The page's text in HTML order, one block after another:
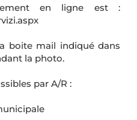
en ligne est :
boite mail indiqué dans
la photo.
par A/R :